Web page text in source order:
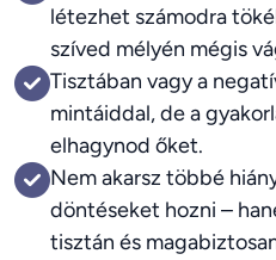
létezhet számodra
szíved mélyén mégis
Tisztában vagy a
mintáiddal, de a
elhagynod őket.
Nem akarsz többé
döntéseket hozni –
tisztán és